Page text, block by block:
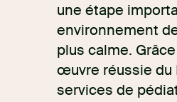
une étape
environnement
plus calme.
œuvre réussie du
services de